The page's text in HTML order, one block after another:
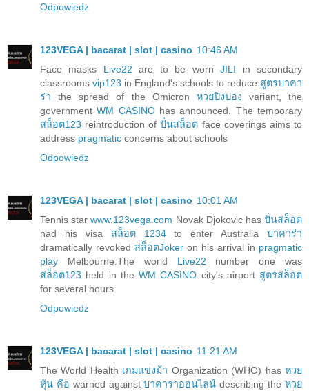
Odpowiedz
123VEGA | bacarat | slot | casino 10:46 AM
Face masks Live22 are to be wornJILI in secondary
classrooms vip123 in England's schools to reduce สูตรบาคา
ร่า the spread of the Omicron หวยปิงปอง variant, the
governmentWM CASINOhas announced. The temporary
สล็อต123 reintroduction ofปั่นสล็อต face coverings aims to
address pragmatic concerns about schools
Odpowiedz
123VEGA | bacarat | slot | casino 10:01 AM
Tennis starwww.123vega.com Novak Djokovic hasปั่นสล็อต
had his visa สล็อต 1234to enter Australia บาคาร่า
dramatically revoked สล็อตJoker on his arrival in pragmatic
play Melbourne.The world Live22 number one was
สล็อต123 held in the WM CASINO city's airport สูตรสล็อต
for several hours
Odpowiedz
123VEGA | bacarat | slot | casino 11:21 AM
The World Health เกมแข่งม้า Organization (WHO) hasหวย
หุ้น คือ warned againstบาคาร่าออนไลน์ describing theหวย